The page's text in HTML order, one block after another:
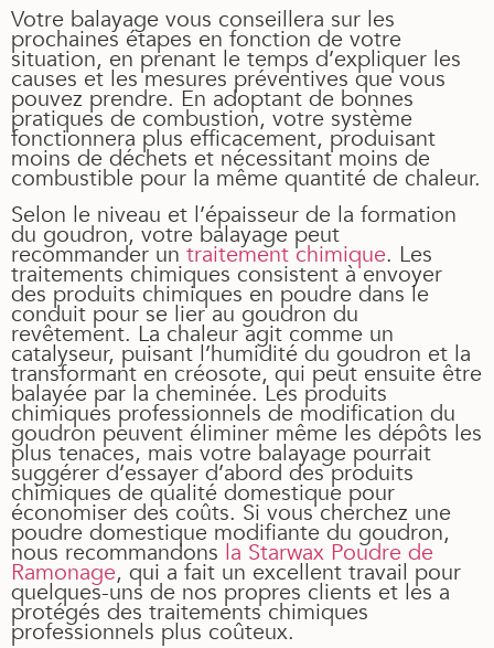
Votre balayage vous conseillera sur les
prochaines étapes en fonction de votre
situation, en prenant le temps d’expliquer les
causes et les mesures préventives que vous
pouvez prendre. En adoptant de bonnes
pratiques de combustion, votre système
fonctionnera plus efficacement, produisant
moins de déchets et nécessitant moins de
combustible pour la même quantité de chaleur.
Selon le niveau et l’épaisseur de la formation
du goudron, votre balayage peut
recommander un traitement chimique. Les
traitements chimiques consistent à envoyer
des produits chimiques en poudre dans le
conduit pour se lier au goudron du
revêtement. La chaleur agit comme un
catalyseur, puisant l’humidité du goudron et la
transformant en créosote, qui peut ensuite être
balayée par la cheminée. Les produits
chimiques professionnels de modification du
goudron peuvent éliminer même les dépôts les
plus tenaces, mais votre balayage pourrait
suggérer d’essayer d’abord des produits
chimiques de qualité domestique pour
économiser des coûts. Si vous cherchez une
poudre domestique modifiante du goudron,
nous recommandons la Starwax Poudre de
Ramonage, qui a fait un excellent travail pour
quelques-uns de nos propres clients et les a
protégés des traitements chimiques
professionnels plus coûteux.